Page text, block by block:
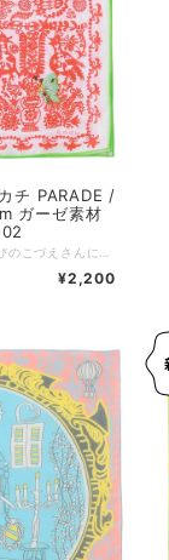
チ PARADE /
ガーゼ素材
¥2,200